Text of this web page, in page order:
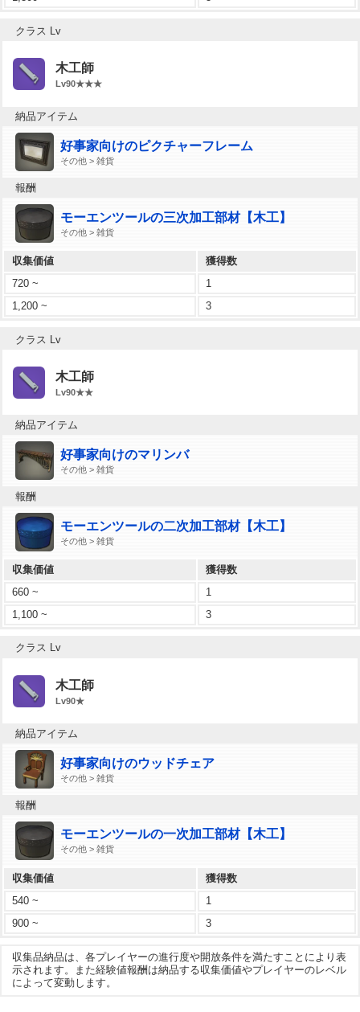
クラス Lv
木工師
Lv90★★★
納品アイテム
好事家向けのピクチャーフレーム
その他 > 雑貨
報酬
モーエンツールの三次加工部材【木工】
その他 > 雑貨
収集価値
獲得数
720 ~
1
1,200 ~
3
クラス Lv
木工師
Lv90★★
納品アイテム
好事家向けのマリンバ
その他 > 雑貨
報酬
モーエンツールの二次加工部材【木工】
その他 > 雑貨
収集価値
獲得数
660 ~
1
1,100 ~
3
クラス Lv
木工師
Lv90★
納品アイテム
好事家向けのウッドチェア
その他 > 雑貨
報酬
モーエンツールの一次加工部材【木工】
その他 > 雑貨
収集価値
獲得数
540 ~
1
900 ~
3
収集品納品は、各プレイヤーの進行度や開放条件を満たすことにより表
示されます。また経験値報酬は納品する収集価値やプレイヤーのレベル
によって変動します。